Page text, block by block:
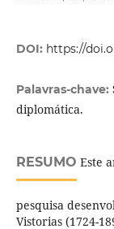
DOI: https://
Palavras-chave:
diplomática.
RESUMO Este
pesquisa
Vistorias (1724-